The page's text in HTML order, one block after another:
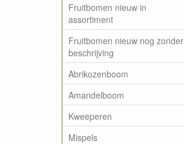
Fruitbomen nieuw in
assortiment
Fruitbomen nieuw nog zonder
beschrijving
Abrikozenboom
Amandelboom
Kweeperen
Mispels